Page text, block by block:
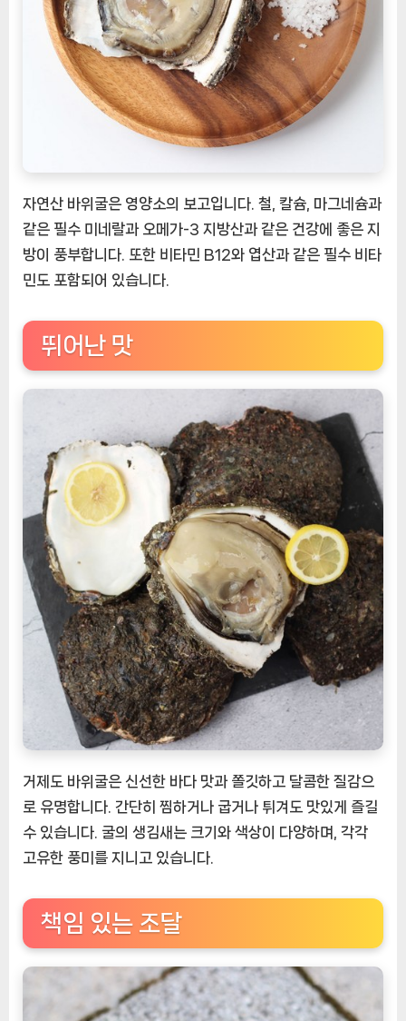
자연산 바위굴은 영양소의 보고입니다. 철, 칼슘, 마그네슘과
같은 필수 미네랄과 오메가-3 지방산과 같은 건강에 좋은 지
방이 풍부합니다. 또한 비타민 B12와 엽산과 같은 필수 비타
민도 포함되어 있습니다.
뛰어난 맛
거제도 바위굴은 신선한 바다 맛과 쫄깃하고 달콤한 질감으
로 유명합니다. 간단히 찜하거나 굽거나 튀겨도 맛있게 즐길
수 있습니다. 굴의 생김새는 크기와 색상이 다양하며, 각각
고유한 풍미를 지니고 있습니다.
책임 있는 조달